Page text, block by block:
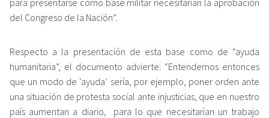
del Congreso de la Nación”.
Respecto a la presentación de esta base como de “ayuda
humanitaria”, el documento advierte: “Entendemos entonces
que un modo de ‘ayuda’ sería, por ejemplo, poner orden ante
una situación de protesta social ante injusticias, que en nuestro
país aumentan a diario, para lo que necesitarían un trabajo